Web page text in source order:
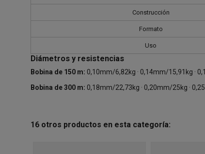
Construcción
Formato
Uso
Diámetros y resistencias
Bobina de 150 m: 0,10mm/6,82kg · 0,14mm/15,91kg ·
Bobina de 300 m: 0,18mm/22,73kg · 0,20mm/25kg ·
16 otros productos en esta categoría: